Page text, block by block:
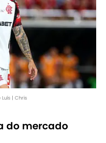
| Chris
do mercado